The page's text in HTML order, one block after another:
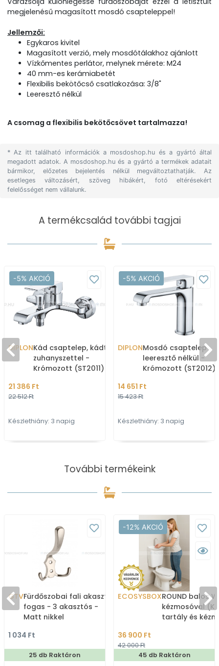
megjelenésű magasított mosdó csapteleppel!
Jellemzői:
Egykaros kivitel
Magasított verzió, mely mosdótálakhoz ajánlott
Vízkőmentes perlátor, melynek mérete: M24
40 mm-es kerámiabetét
Flexibilis bekötőcső csatlakozása: 3/8"
Leeresztő nélkül
A csomag a flexibilis bekötőcsövet tartalmazza!
* Az itt található információk a mosdoshop.hu és a gyártó által
megadott adatok. A mosdoshop.hu és a gyártó a termékek adatait
bármikor, előzetes bejelentés nélkül megváltoztathatják. Az
esetleges változásért, szöveg hibákért, fotó eltérésekért
felelősséget nem vállalunk.
A termékcsalád további tagjai
-5% AKCIÓ
DIPLONKád csaptelep, kádtöltő
zuhanyszettel -
Krómozott (ST2011)
21 386 Ft
22 512 Ft
Készlethiány: 3 napig
-5% AKCIÓ
DIPLONMosdó csaptelep
leeresztő nélkül -
Krómozott (ST2012)
14 651 Ft
15 423 Ft
Készlethiány: 3 napig
További termékeink
GTVFürdőszobai fali akasztó,
fogas - 3 akasztós -
Matt nikkel
1 034 Ft
25 db Raktáron
-12% AKCIÓ
ECOSYSBOXROUND balos
kézmosóval
tartály és
36 900 Ft
42 000 Ft
45 db Raktáron